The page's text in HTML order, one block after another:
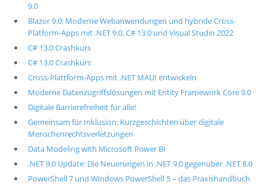
9.0
Blazor 9.0: Moderne Webanwendungen und hybride Cross-
Platform-Apps mit .NET 9.0, C# 13.0 und Visual Studio 2022
C# 13.0 Crashkurs
C# 13.0 Crashkurs
Cross-Plattform-Apps mit .NET MAUI entwickeln
Moderne Datenzugriffslösungen mit Entity Framework Core 9.0
Digitale Barrierefreiheit für alle!
Gemeinsam für Inklusion: Kurzgeschichten über digitale
Menschenrechtsverletzungen
Data Modeling with Microsoft Power BI
.NET 9.0 Update: Die Neuerungen in .NET 9.0 gegenüber .NET 8.0
PowerShell 7 und Windows PowerShell 5 – das Praxishandbuch